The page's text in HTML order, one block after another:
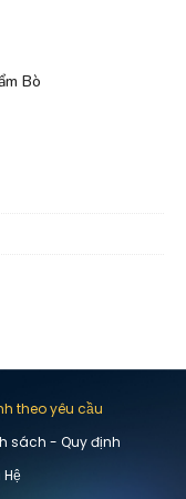
Bò
theo yêu cầu
sách - Quy định
Hệ